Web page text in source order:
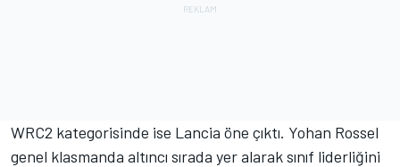
WRC2 kategorisinde ise Lancia öne çıktı. Yohan Rossel
genel klasmanda altıncı sırada yer alarak sınıf liderliğini